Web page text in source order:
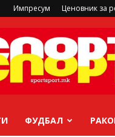
Импресум Ценовник за
ФУДБАЛ